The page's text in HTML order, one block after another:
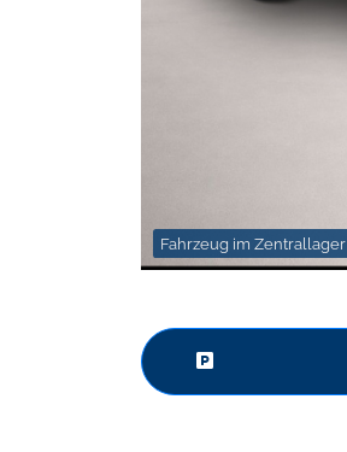
Fahrzeug im Zentrallager